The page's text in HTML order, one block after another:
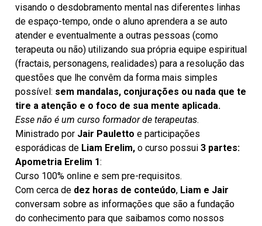
visando o desdobramento mental nas diferentes linhas
de espaço-tempo, onde o aluno aprendera a se auto
atender e eventualmente a outras pessoas (como
terapeuta ou não) utilizando sua própria equipe espiritual
(fractais, personagens, realidades) para a resolução das
questões que lhe convêm da forma mais simples
possível: sem mandalas, conjurações ou nada que te
tire a atenção e o foco de sua mente aplicada.
Esse não é um curso formador de terapeutas.
Ministrado porJair Pauletto e participações
esporádicas deLiam Erelim, o curso possui 3 partes:
Apometria Erelim 1:
Curso 100% online e sem pre-requisitos.
Com cerca de dez horas de conteúdo, Liam e Jair
conversam sobre as informações que são a fundação
do conhecimento para que saibamos como nossos